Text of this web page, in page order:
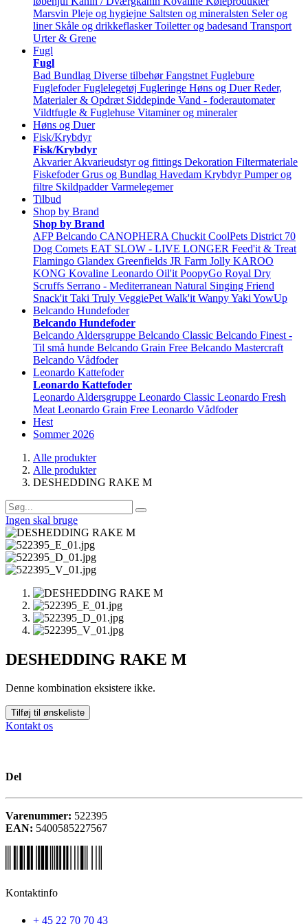
Marsvin Pleje og hygiejne Saltsten og mineralsten Seler og
liner Skåle og drikkeflasker Toiletter og badesand Transport
Urter & Grene
Fugl
Fugl
Bad Bundlag Diverse tilbehør Fangstnet Fuglebure
Fuglefoder Fuglelegetøj Fugleringe Høns og Duer Reder,
Materialer & Opdræt Siddepinde Vand - foderautomater
Vildtfugle & Fuglehuse Vitaminer og mineraler
Høns og Duer
Fisk/Krybdyr
Fisk/Krybdyr
Akvarier Akvarieudstyr og fittings Dekoration Filtermateriale
Fiskefoder Grus og Bundlag Havedam Krybdyr Pumper og
filtre Skildpadder Varmelegemer
Tilbud
Shop by Brand
Shop by Brand
AFP Belcando CANOPHERA Chuckit CoolPets District 70
Dog Comets EAT SLOW - LIVE LONGER Feed'it & Treat
Flamingo Glandex Greenfields JR Farm Jolly KAROO
KONG Kovaline Leonardo Oil'it PoopyGo Royal Dry
Scruffs Serrano - Mediterranean Natural Singing Friend
Snack'it Taki Truly VeggiePet Walk'it WanpyYaki YowUp
Belcando Hundefoder
Belcando Hundefoder
Belcando Aldersgruppe Belcando Classic Belcando Finest -
Til små hunde Belcando Grain Free Belcando Mastercraft
Belcando Vådfoder
Leonardo Kattefoder
Leonardo Kattefoder
Leonardo Aldersgruppe Leonardo Classic Leonardo Fresh
Meat Leonardo Grain Free Leonardo Vådfoder
Hest
Sommer 2026
Alle produkter
Alle produkter
DESHEDDING RAKE M
Ingen skal bruge
DESHEDDING RAKE M
Denne kombination eksistere ikke.
Tilføj til ønskeliste
Kontakt os
Del
Varenummer: 522395
EAN: 5400585227567
Kontaktinfo
+ 45 22 70 70 43